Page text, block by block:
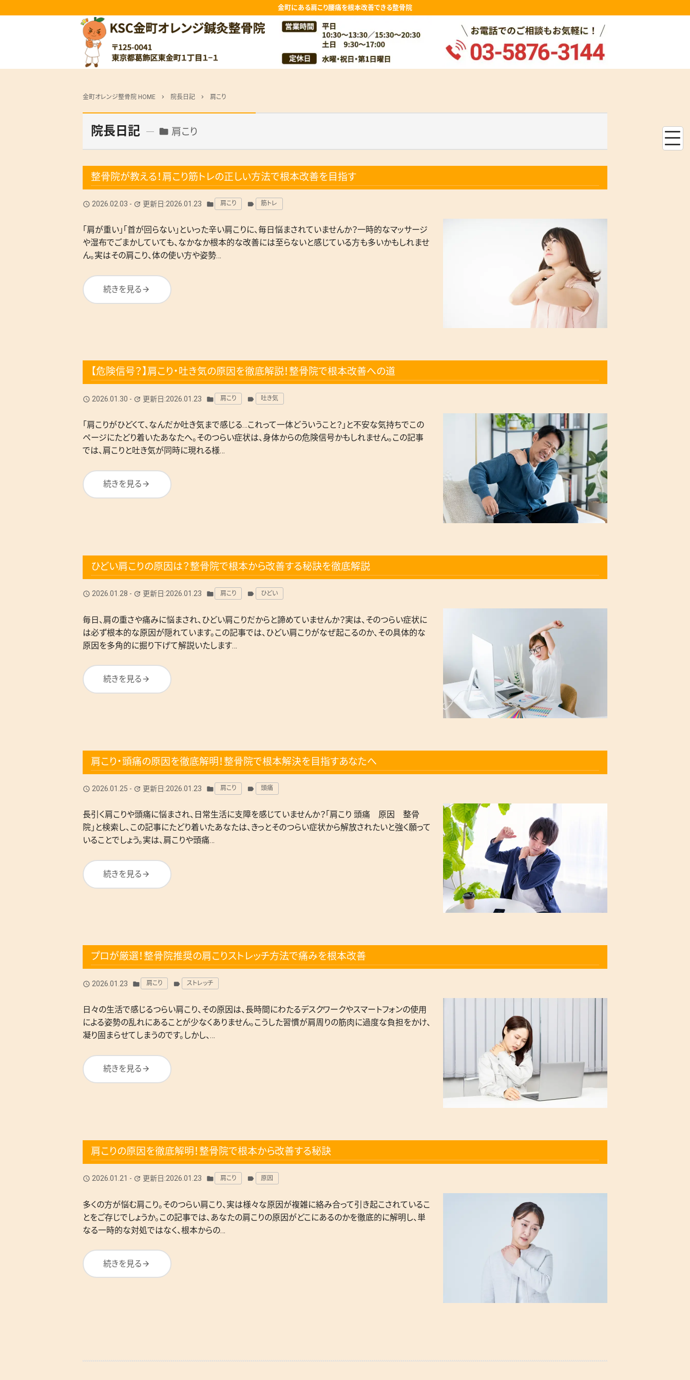
金町にある肩こり腰痛を根本改善できる整骨院
金町オレンジ整骨院 HOME chevron_right 院長日記 chevron_right 肩こり
院長日記 folder 肩こり
整骨院が教える！肩こり筋トレの正しい方法で根本改善を目指す
query_builder 2026.02.03 - update 更新日:2026.01.23 folder 肩こり label 筋トレ
「肩が重い」「首が回らない」といった辛い肩こりに、毎日悩まされていませんか？一時的なマッサージ
や湿布でごまかしていても、なかなか根本的な改善には至らないと感じている方も多いかもしれませ
ん。実はその肩こり、体の使い方や姿勢…
続きを見るarrow_forward
【危険信号？】肩こり・吐き気の原因を徹底解説！整骨院で根本改善への道
query_builder 2026.01.30 - update 更新日:2026.01.23 folder 肩こり label 吐き気
「肩こりがひどくて、なんだか吐き気まで感じる…これって一体どういうこと？」と不安な気持ちでこの
ページにたどり着いたあなたへ。そのつらい症状は、身体からの危険信号かもしれません。この記事
では、肩こりと吐き気が同時に現れる様…
続きを見るarrow_forward
ひどい肩こりの原因は？整骨院で根本から改善する秘訣を徹底解説
query_builder 2026.01.28 - update 更新日:2026.01.23 folder 肩こり label ひどい
毎日、肩の重さや痛みに悩まされ、ひどい肩こりだからと諦めていませんか？実は、そのつらい症状に
は必ず根本的な原因が隠れています。この記事では、ひどい肩こりがなぜ起こるのか、その具体的な
原因を多角的に掘り下げて解説いたします…
続きを見るarrow_forward
肩こり・頭痛の原因を徹底解明！整骨院で根本解決を目指すあなたへ
query_builder 2026.01.25 - update 更新日:2026.01.23 folder 肩こり label 頭痛
長引く肩こりや頭痛に悩まされ、日常生活に支障を感じていませんか？「肩こり 頭痛 原因 整骨
院」と検索し、この記事にたどり着いたあなたは、きっとそのつらい症状から解放されたいと強く願って
いることでしょう。実は、肩こりや頭痛…
続きを見るarrow_forward
プロが厳選！整骨院推奨の肩こりストレッチ方法で痛みを根本改善
query_builder 2026.01.23 folder 肩こり label ストレッチ
日々の生活で感じるつらい肩こり、その原因は、長時間にわたるデスクワークやスマートフォンの使用
による姿勢の乱れにあることが少なくありません。こうした習慣が肩周りの筋肉に過度な負担をかけ、
凝り固まらせてしまうのです。しかし、…
続きを見るarrow_forward
肩こりの原因を徹底解明！整骨院で根本から改善する秘訣
query_builder 2026.01.21 - update 更新日:2026.01.23 folder 肩こり label 原因
多くの方が悩む肩こり。そのつらい肩こり、実は様々な原因が複雑に絡み合って引き起こされているこ
とをご存じでしょうか。この記事では、あなたの肩こりの原因がどこにあるのかを徹底的に解明し、単
なる一時的な対処ではなく、根本からの…
続きを見るarrow_forward